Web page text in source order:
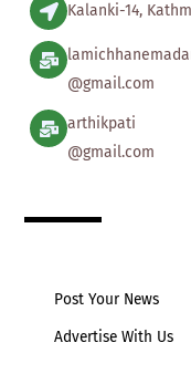
Kalanki-14,
@gmail.com
arthikpati
@gmail.com
Post Your News
Advertise With Us